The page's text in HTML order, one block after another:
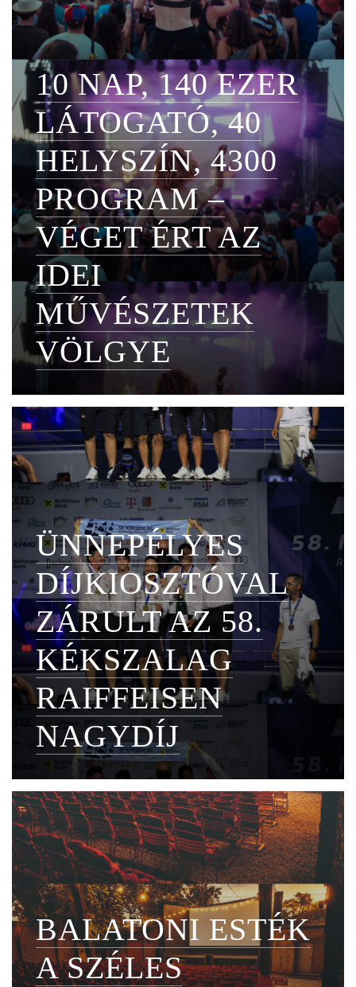
10 NAP, 140 EZER
LÁTOGATÓ, 40
HELYSZÍN, 4300
PROGRAM –
VÉGET ÉRT AZ
IDEI
MŰVÉSZETEK
VÖLGYE
ÜNNEPÉLYES
DÍJKIOSZTÓVAL
ZÁRULT AZ 58.
KÉKSZALAG
RAIFFEISEN
NAGYDÍJ
BALATONI ESTÉK
A SZÉLES